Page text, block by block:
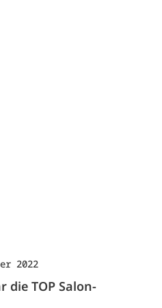
2022
die TOP Salon-